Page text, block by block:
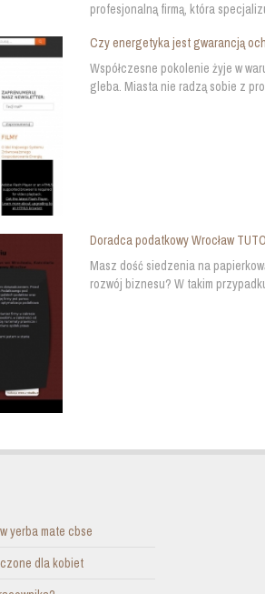
profesjonalną firmą, która
Czy energetyka jest gwarancją
Współczesne pokolenie żyje w
gleba. Miasta nie radzą sobie z
Doradca podatkowy Wrocław
Masz dość siedzenia na
rozwój biznesu? W takim
yerba mate cbse
dla kobiet